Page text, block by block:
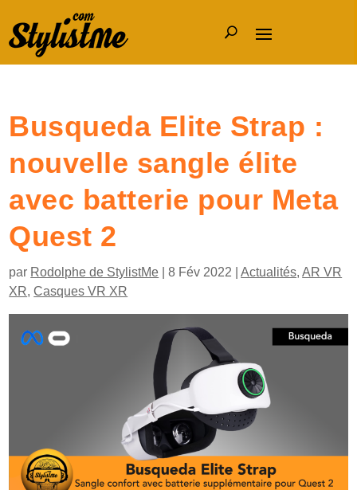
Busqueda Elite Strap :
nouvelle sangle élite
avec batterie pour Meta
Quest 2
par Rodolphe de StylistMe |8 Fév 2022 |Actualités,AR VR
XR,Casques VR XR